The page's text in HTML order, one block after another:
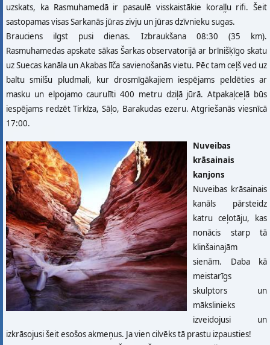
uzskats, ka Rasmuhamedā ir pasaulē visskaistākie koraļļu rifi. Šeit
sastopamas visas Sarkanās jūras zivju un jūras dzīvnieku sugas.
Brauciens ilgst pusi dienas. Izbraukšana 08:30 (35 km).
Rasmuhamedas apskate sākas Šarkas observatorijā ar brīnišķīgo skatu
uz Suecas kanāla un Akabas līča savienošanās vietu. Pēc tam ceļš ved uz
baltu smilšu pludmali, kur drosmīgākajiem iespējams peldēties ar
masku un elpojamo caurulīti 400 metru dziļā jūrā. Atpakaļceļā būs
iespējams redzēt Tirkīza, Sāļo, Barakudas ezeru. Atgriešanās viesnīcā
17:00.
Nuveibas
krāsainais
kanjons
Nuveibas krāsainais
kanāls pārsteidz
katru ceļotāju, kas
nonācis starp tā
klinšainajām
sienām. Daba kā
meistarīgs
skulptors un
mākslinieks
izveidojusi un
izkrāsojusi šeit esošos akmeņus. Ja vien cilvēks tā prastu izpausties!